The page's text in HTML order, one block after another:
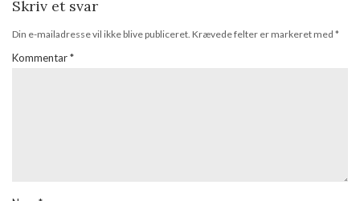
Skriv et svar
Din e-mailadresse vil ikke blive publiceret. Krævede felter er markeret med *
Kommentar*